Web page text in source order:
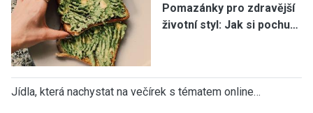
Pomazánky pro zdravější
životní styl: Jak si pochu…
Jídla, která nachystat na večírek s tématem online…